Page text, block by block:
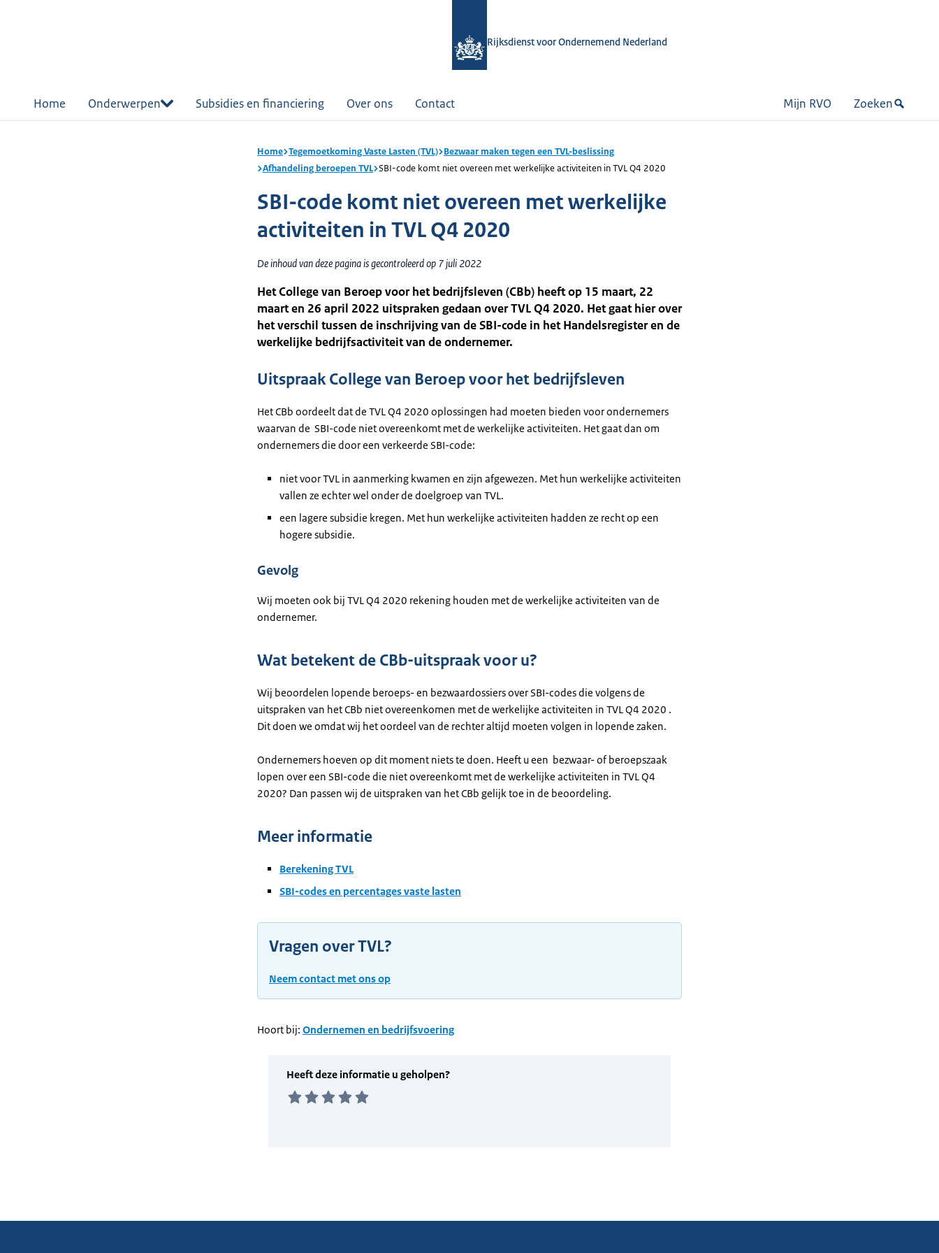
Rijksdienst voor Ondernemend Nederland
Home Onderwerpen Subsidies en financiering Over ons Contact Mijn RVO Zoeken
Home Tegemoetkoming Vaste Lasten (TVL) Bezwaar maken tegen een TVL-beslissing
Afhandeling beroepen TVL SBI-code komt niet overeen met werkelijke activiteiten in TVL Q4 2020
SBI-code komt niet overeen met werkelijke
activiteiten in TVL Q4 2020
De inhoud van deze pagina is gecontroleerd op 7 juli 2022
Het College van Beroep voor het bedrijfsleven (CBb) heeft op 15 maart, 22
maart en 26 april 2022 uitspraken gedaan over TVL Q4 2020. Het gaat hier over
het verschil tussen de inschrijving van de SBI-code in het Handelsregister en de
werkelijke bedrijfsactiviteit van de ondernemer.
Uitspraak College van Beroep voor het bedrijfsleven
Het CBb oordeelt dat de TVL Q4 2020 oplossingen had moeten bieden voor ondernemers
waarvan de SBI-code niet overeenkomt met de werkelijke activiteiten. Het gaat dan om
ondernemers die door een verkeerde SBI-code:
niet voor TVL in aanmerking kwamen en zijn afgewezen. Met hun werkelijke activiteiten
vallen ze echter wel onder de doelgroep van TVL.
een lagere subsidie kregen. Met hun werkelijke activiteiten hadden ze recht op een
hogere subsidie.
Gevolg
Wij moeten ook bij TVL Q4 2020 rekening houden met de werkelijke activiteiten van de
ondernemer.
Wat betekent de CBb-uitspraak voor u?
Wij beoordelen lopende beroeps- en bezwaardossiers over SBI-codes die volgens de
uitspraken van het CBb niet overeenkomen met de werkelijke activiteiten in TVL Q4 2020 .
Dit doen we omdat wij het oordeel van de rechter altijd moeten volgen in lopende zaken.
Ondernemers hoeven op dit moment niets te doen. Heeft u een bezwaar- of beroepszaak
lopen over een SBI-code die niet overeenkomt met de werkelijke activiteiten in TVL Q4
2020? Dan passen wij de uitspraken van het CBb gelijk toe in de beoordeling.
Meer informatie
Berekening TVL
SBI-codes en percentages vaste lasten
Vragen over TVL?
Neem contact met ons op
Hoort bij: Ondernemen en bedrijfsvoering